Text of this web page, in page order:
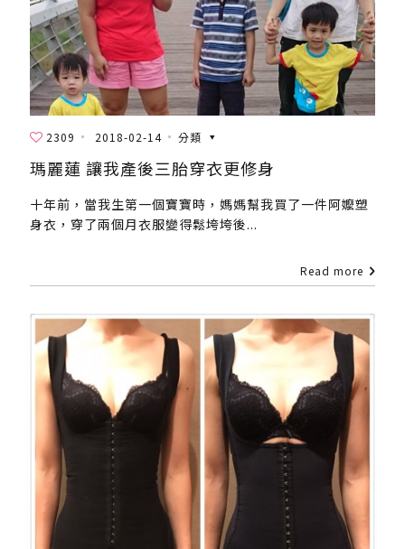
2309 2018-02-14 分類
瑪麗蓮 讓我產後三胎穿衣更修身
十年前，當我生第一個寶寶時，媽媽幫我買了一件阿嬤塑
身衣，穿了兩個月衣服變得鬆垮垮後...
Read more